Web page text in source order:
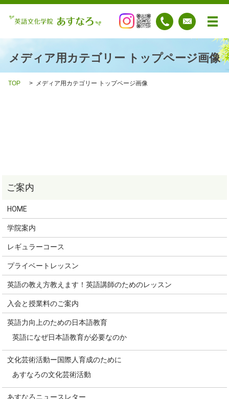
メ
メディア用カテゴリー トップページ画像
TOP メディア用カテゴリー トップページ画像
HOME
学院案内
レギュラーコース
プライベートレッスン
英語の教え方教えます！英語講師のためのレッスン
入会と授業料のご案内
英語力向上のための日本語教育
英語になぜ日本語教育が必要なのか
文化芸術活動ー国際人育成のために
あすなろの文化芸術活動
あすなろニュースレター